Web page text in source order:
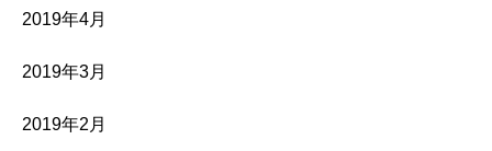
2019年4月
2019年3月
2019年2月